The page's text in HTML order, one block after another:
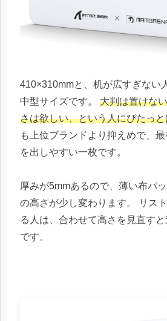
410×310mmと、机が広すぎない
中型サイズです。 大判は置けな
さは欲しい、という人にぴたっ
も上位ブランドより抑えめで、
を出しやすい一枚です。
厚みが5mmあるので、薄い布パ
の高さが少し変わります。 リス
る人は、合わせて高さを見直す
です。